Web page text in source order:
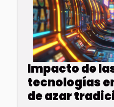
Impacto de
tecnologías
de azar